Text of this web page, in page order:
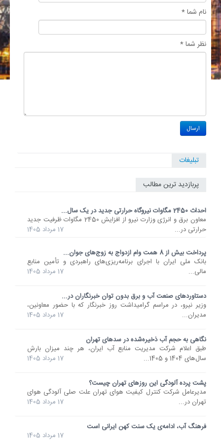
نام شما *
نظر شما *
تبلیغات
پربازدید ترین مطالب
احداث 2450 مگاوات نیروگاه حرارتی جدید در یک سال...
معاون برق و انرژی وزارت نیرو از افزایش 2450 مگاوات ظرفیت جدید
حرارتی در...
17 مرداد 1405
پرداخت بیش از 8 همت وام ازدواج به زوج‌های جوان...
بانک ملی ایران با اجرای برنامه‌ریزی‌های راهبردی و تأمین منابع
مالی...
17 مرداد 1405
دستاوردهای صنعت آب و برق بدون توان خبرنگاران در...
وزیر نیرو، در مراسم گرامیداشت روز خبرنگار که با حضور معاونین،
مدیران...
17 مرداد 1405
نگاهی به حجم آب ذخیره‌شده در سدهای تهران
طبق اعلام شرکت مدیریت منابع آب ایران، هر چند میزان بارش
سال‌های 1404 و 1405...
17 مرداد 1405
پشت پرده آلودگی این روزهای تهران چیست؟
مدیرعامل شرکت کنترل کیفیت هوای تهران علت صلی آلودگی هوای
تهران در...
17 مرداد 1405
فرهنگ آب، ادامه‌ی یک سنت کهن ایرانی است
17 مرداد 1405